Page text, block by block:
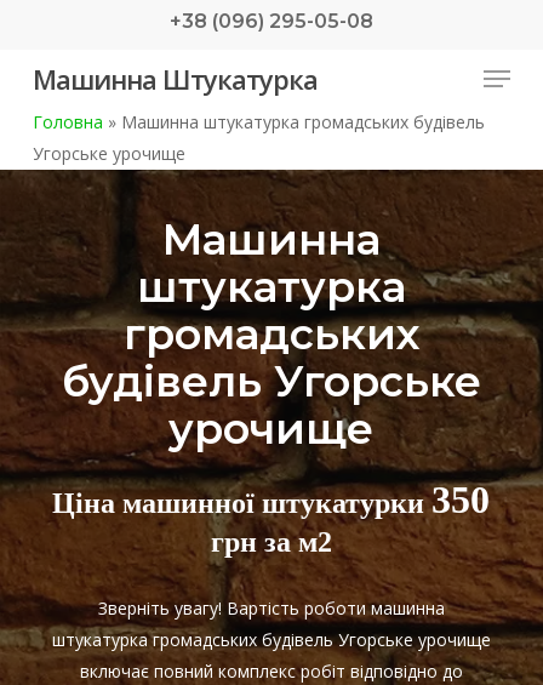
main
+38 (096) 295-05-08
Машинна Штукатурка Menu
Головна »Машинна штукатурка громадських будівель
Угорське урочище
Машинна
штукатурка
громадських
будівель Угорське
урочище
Ціна машинної штукатурки350
грн за м2
Зверніть увагу! Вартість роботи машинна
штукатурка громадських будівель Угорське урочище
включає повний комплекс робіт відповідно до